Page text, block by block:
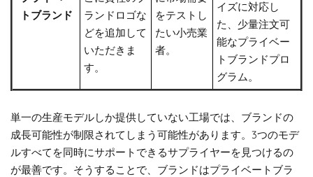
トブランド
ランドロゴな
どを追加して
いただきま
す。
をテストし
たい小売業
者。
イズに対応し
た、少量注文可
能なプライベー
トブランドプロ
グラム。
単一の生産モデルしか提供していない工場では、ブランドの
成長可能性が制限されてしまう可能性があります。3つのモデ
ルすべてを同時にサポートできるサプライヤーを見つけるの
が最善です。そうすることで、ブランドはプライベートブラ